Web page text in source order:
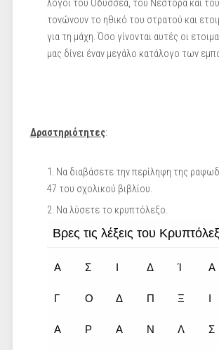
λόγοι του Οδυσσέα, του Νέστορα και
τονώνουν το ηθικό του στρατού και
για τη μάχη. Όσο γίνονται αυτές οι
μας δίνει έναν μεγάλο κατάλογο των
Δραστηριότητες:
Να διαβάσετε την περίληψη της
47 του σχολικού βιβλίου.
Να λύσετε το κρυπτόλεξο.